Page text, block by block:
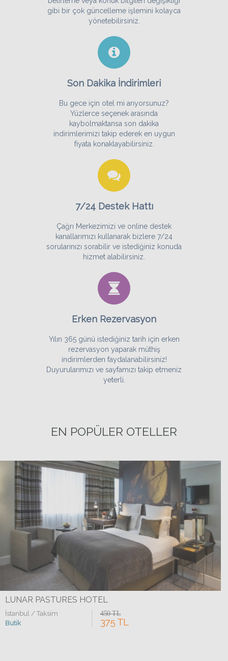
gibi bir çok güncelleme işlemini kolayca
yönetebilirsiniz.
Son Dakika İndirimleri
Bu gece için otel mi arıyorsunuz?
Yüzlerce seçenek arasında
kaybolmaktansa son dakika
indirimlerimizi takip ederek en uygun
fiyata konaklayabilirsiniz.
7/24 Destek Hattı
Çağrı Merkezimizi ve online destek
kanallarımızı kullanarak bizlere 7/24
sorularınızı sorabilir ve istediğiniz konuda
hizmet alabilirsiniz.
Erken Rezervasyon
Yılın 365 günü istediğiniz tarih için erken
rezervasyon yaparak müthiş
indirimlerden faydalanabilirsiniz!
Duyurularımızı ve sayfamızı takip etmeniz
yeterli.
EN POPÜLER OTELLER
LUNAR PASTURES HOTEL
İstanbul / Taksim
Butik
450 TL
375 TL